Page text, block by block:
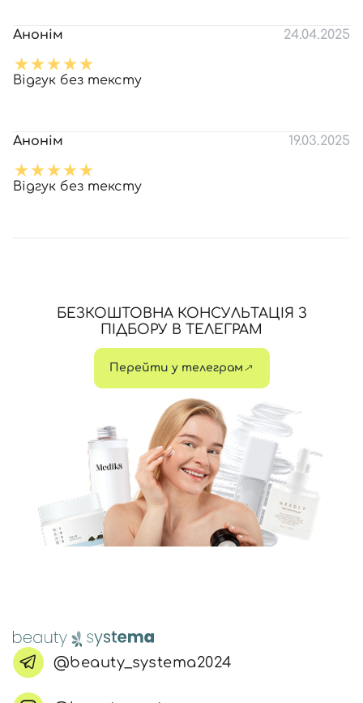
Анонім 24.04.2025
Відгук без тексту
Анонім 19.03.2025
Відгук без тексту
БЕЗКОШТОВНА КОНСУЛЬТАЦІЯ З
ПІДБОРУ В ТЕЛЕГРАМ
Перейти у телеграм
@beauty_systema2024